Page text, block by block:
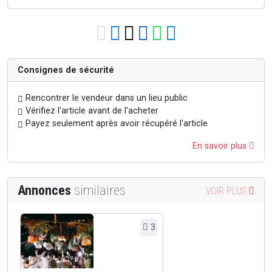
Consignes de sécurité
Rencontrer le vendeur dans un lieu public
Vérifiez l'article avant de l'acheter
Payez seulement après avoir récupéré l'article
En savoir plus
Annonces similaires VOIR PLUS
3